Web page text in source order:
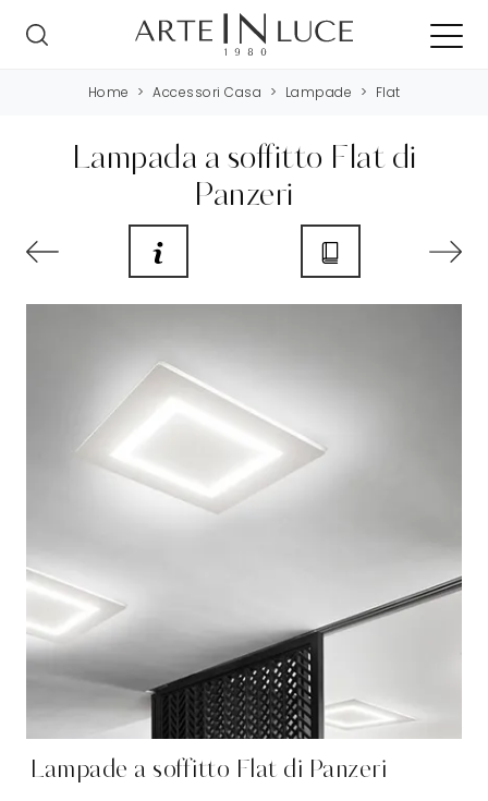
Home > Accessori Casa > Lampade > Flat
Lampada a soffitto Flat di
Panzeri
Lampade a soffitto Flat di Panzeri